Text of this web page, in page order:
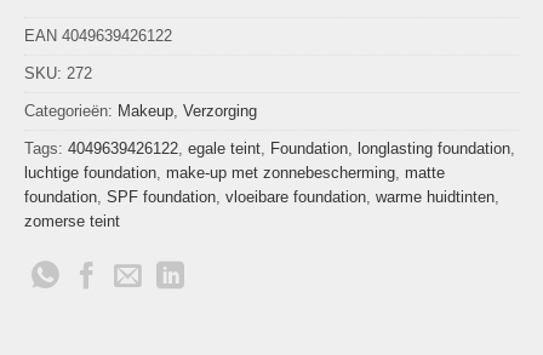
EAN 4049639426122
SKU: 272
Categorieën: Makeup Verzorging
Tags: 4049639426122 egale teint Foundation longlasting foundation
luchtige foundation make-up met zonnebescherming matte
foundation SPF foundation vloeibare foundation warme huidtinten
zomerse teint